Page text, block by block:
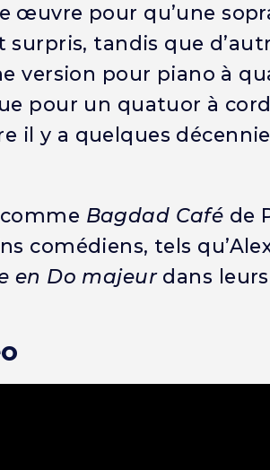
œuvre pour qu’une
tandis que
version pour piano à
pour un quatuor à
il y a quelques
Bagdad Café de
comédiens, tels
en Do majeurdans